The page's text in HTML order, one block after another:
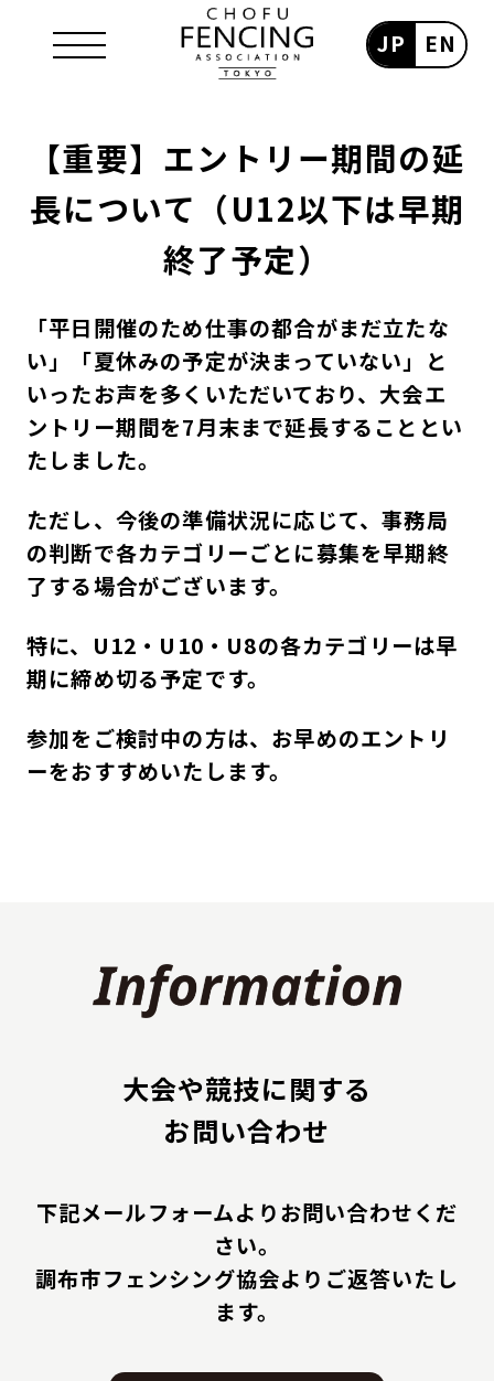
EN
JP
【重要】エントリー期間の延
長について（U12以下は早期
終了予定）
「平日開催のため仕事の都合がまだ立たな
い」「夏休みの予定が決まっていない」と
いったお声を多くいただいており、大会エ
ントリー期間を7月末まで延長することとい
たしました。
ただし、今後の準備状況に応じて、事務局
の判断で各カテゴリーごとに募集を早期終
了する場合がございます。
特に、U12・U10・U8の各カテゴリーは早
期に締め切る予定です。
参加をご検討中の方は、お早めのエントリ
ーをおすすめいたします。
大会や競技に関する
お問い合わせ
下記メールフォームよりお問い合わせくだ
さい。
調布市フェンシング協会よりご返答いたし
ます。